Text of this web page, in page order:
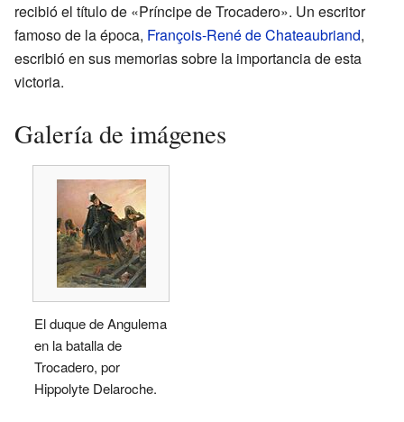
recibió el título de «Príncipe de Trocadero». Un escritor
famoso de la época, François-René de Chateaubriand,
escribió en sus memorias sobre la importancia de esta
victoria.
Galería de imágenes
El duque de Angulema
en la batalla de
Trocadero, por
Hippolyte Delaroche.